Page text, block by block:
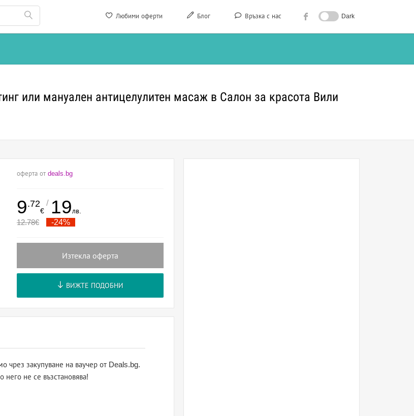
Любими оферти Блог Връзка с нас Dark
или мануален антицелулитен масаж в Салон за красота Вили
оферта от deals.bg
9.72
€
/ 19лв.
12.78€ -24%
Изтекла оферта
ВИЖТЕ ПОДОБНИ
чрез закупуване на ваучер от Deals.bg.
него не се възстановява!